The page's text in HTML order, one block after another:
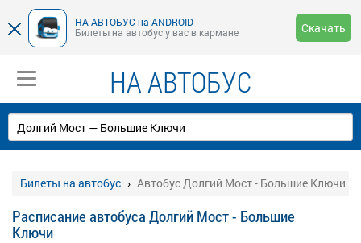
НА-АВТОБУС на ANDROID
Билеты на автобус у вас в кармане
Скачать
НА АВТОБУС
Билеты на автобус Автобус Долгий Мост - Большие Ключи
Расписание автобуса Долгий Мост - Большие
Ключи